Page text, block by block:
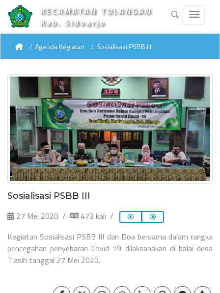
KECAMATAN TULANGAN
Kab. Sidoarjo
Agenda Kegiatan Sosialisasi PSBB III
Sosialisasi PSBB III
27 Mei 2020
473 kali
Kegiatan Sosialisasi PSBB III dan Doa bersama dalam rangka
pencegahan penyebaran Covid 19 dilaksanakan di balai desa
Tlasih tanggal 27 Mei 2020.